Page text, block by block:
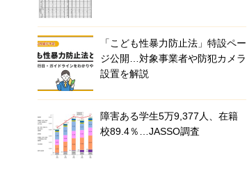
「こども性暴力防止法」特設ペー
ジ公開…対象事業者や防犯カメラ
設置を解説
障害ある学生5万9,377人、在籍
校89.4％…JASSO調査